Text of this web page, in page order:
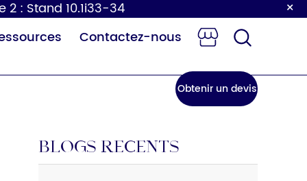
2 : Stand 10.1i33-34 ×
Contactez-nous
Obtenir un devis
BLOGS RÉCENTS